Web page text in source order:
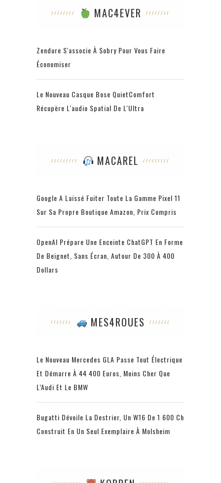
MAC4EVER
Zendure S'associe À Sobry Pour Vous Faire
Économiser
Le Nouveau Casque Bose QuietComfort
Récupère L'audio Spatial De L'Ultra
MACAREL
Google A Laissé Fuiter Toute La Gamme Pixel 11
Sur Sa Propre Boutique Amazon, Prix Compris
OpenAI Prépare Une Enceinte ChatGPT En Forme
De Beignet, Sans Écran, Autour De 300 À 400
Dollars
MES4ROUES
Le Nouveau Mercedes GLA Passe Tout Électrique
Et Démarre À 44 400 Euros, Moins Cher Que
L’Audi Et Le BMW
Bugatti Dévoile La Destrier, Un W16 De 1 600 Ch
Construit En Un Seul Exemplaire À Molsheim